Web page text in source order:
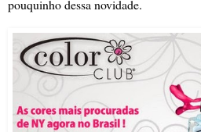
pouquinho dessa novidade.